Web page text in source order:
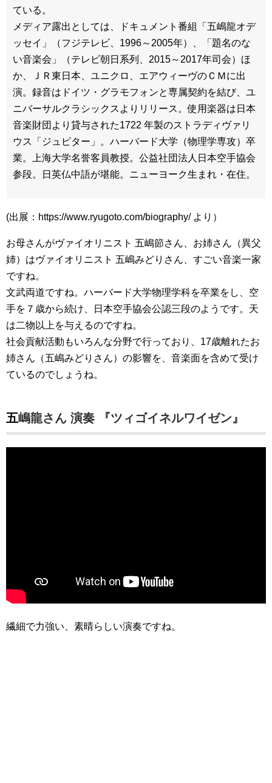
ている。
メディア露出としては、ドキュメント番組「五嶋龍オデ
ッセイ」（フジテレビ、1996～2005年）、「題名のな
い音楽会」（テレビ朝日系列、2015～2017年司会）ほ
か、ＪＲ東日本、ユニクロ、エアウィーヴのＣＭに出
演。録音はドイツ・グラモフォンと専属契約を結び、ユ
ニバーサルクラシックスよりリリース。使用楽器は日本
音楽財団より貸与された1722 年製のストラディヴァリ
ウス「ジュピター」。ハーバード大学（物理学専攻）卒
業。上海大学名誉客員教授。公益社団法人日本空手協会
参段。日英仏中語が堪能。ニューヨーク生まれ・在住。
(出展：https://www.ryugoto.com/biography/ より）
お母さんがヴァイオリニスト 五嶋節さん、お姉さん（異父
姉）はヴァイオリニスト 五嶋みどりさん、すごい音楽一家
ですね。
文武両道ですね。ハーバード大学物理学科を卒業をし、空
手を７歳から続け、日本空手協会公認三段のようです。天
は二物以上を与えるのですね。
社会貢献活動もいろんな分野で行っており、17歳離れたお
姉さん（五嶋みどりさん）の影響を、音楽面を含めて受け
ているのでしょうね。
五嶋龍さん 演奏 『ツィゴイネルワイゼン』
繊細で力強い、素晴らしい演奏ですね。